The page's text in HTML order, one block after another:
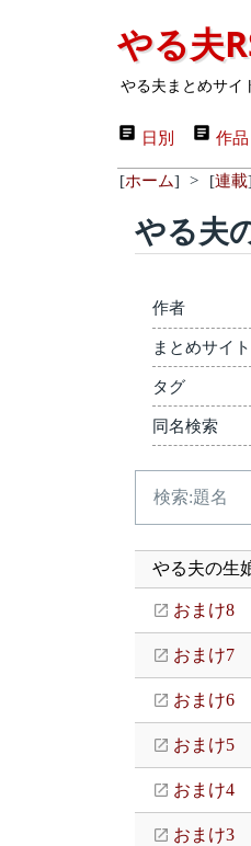
やる夫
やる夫まとめサイ
日別 作品
[ホーム] > [連載]
やる夫
作者
まとめサイト
タグ
同名検索
やる夫の生
おまけ8
おまけ7
おまけ6
おまけ5
おまけ4
おまけ3